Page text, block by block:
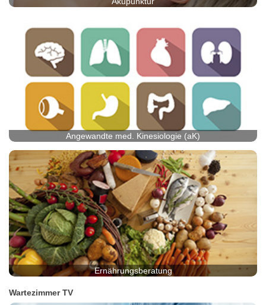
Angewandte med. Kinesiologie (aK)
Ernährungsberatung
Wartezimmer TV